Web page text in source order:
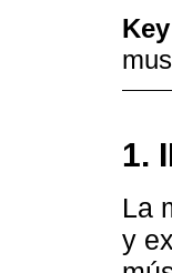
1.
La
y